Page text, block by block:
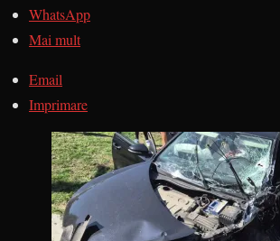
WhatsApp
Mai mult
Email
Imprimare